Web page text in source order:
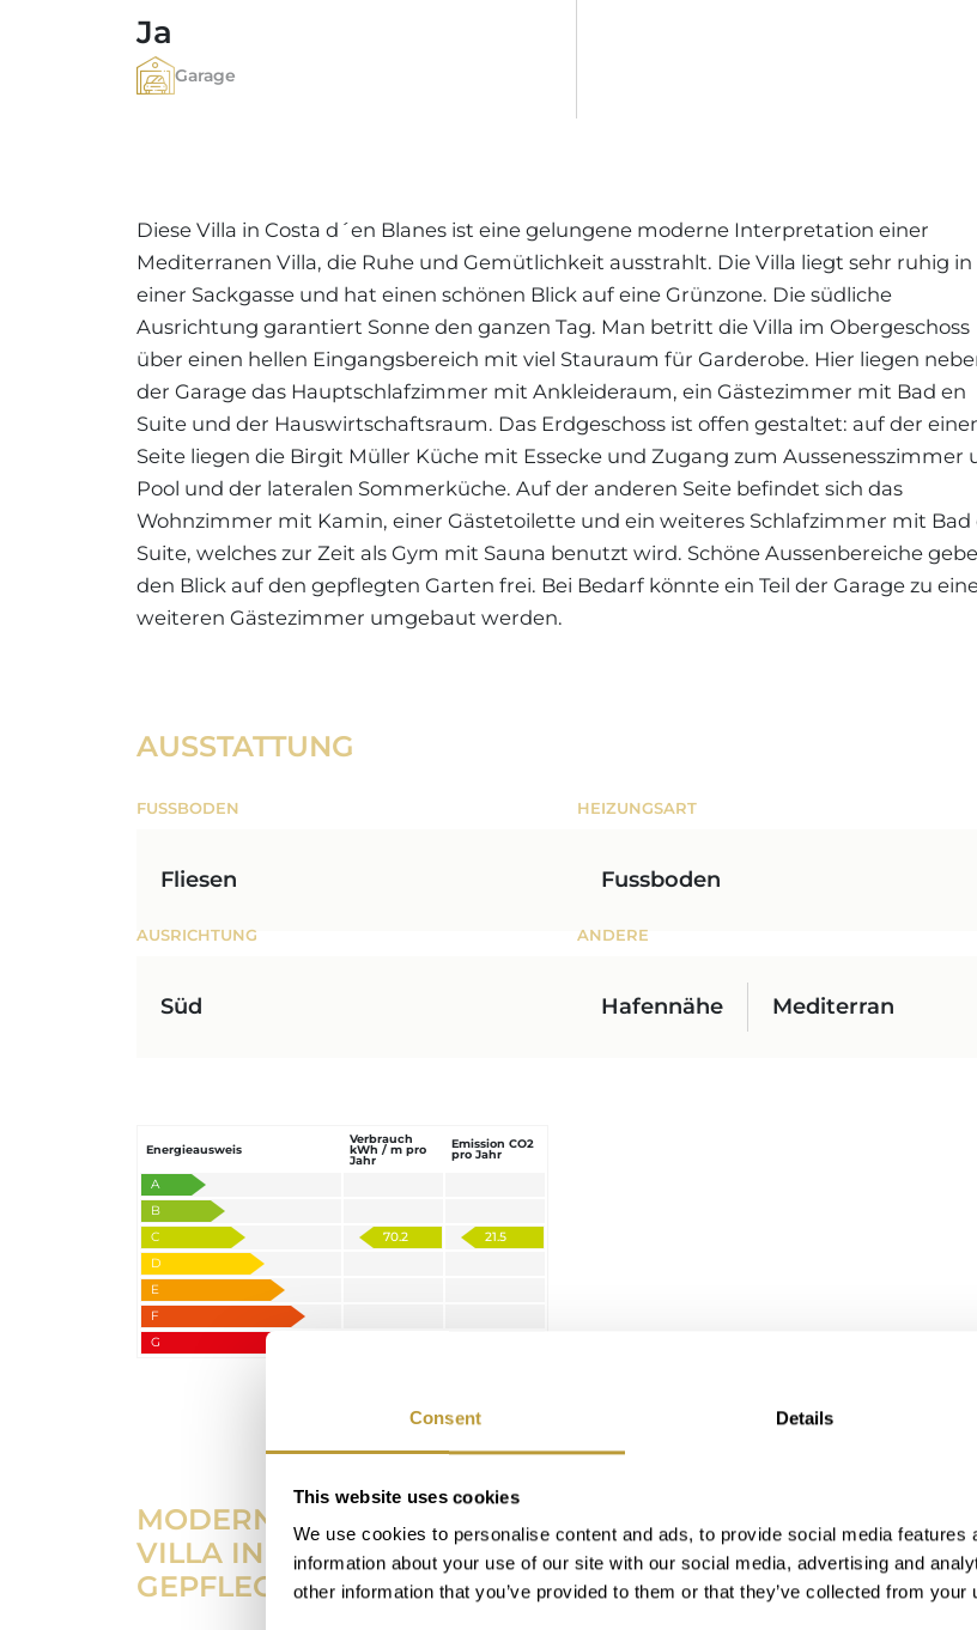
Consent Details
This website uses cookies
We use cookies to personalise content and ads, to provide social media
information about your use of our site with our social media, advertising and
other information that you’ve provided to them or that they’ve collected from
Ja
Garage
Diese Villa in Costa d´en Blanes ist eine gelungene moderne Interpretation einer
Mediterranen Villa, die Ruhe und Gemütlichkeit ausstrahlt. Die Villa liegt sehr ruhig in
einer Sackgasse und hat einen schönen Blick auf eine Grünzone. Die südliche
Ausrichtung garantiert Sonne den ganzen Tag. Man betritt die Villa im Obergeschoss
über einen hellen Eingangsbereich mit viel Stauraum für Garderobe. Hier liegen
der Garage das Hauptschlafzimmer mit Ankleideraum, ein Gästezimmer mit Bad en
Suite und der Hauswirtschaftsraum. Das Erdgeschoss ist offen gestaltet: auf der
Seite liegen die Birgit Müller Küche mit Essecke und Zugang zum Aussenesszimmer
Pool und der lateralen Sommerküche. Auf der anderen Seite befindet sich das
Wohnzimmer mit Kamin, einer Gästetoilette und ein weiteres Schlafzimmer mit Bad
Suite, welches zur Zeit als Gym mit Sauna benutzt wird. Schöne Aussenbereiche
den Blick auf den gepflegten Garten frei. Bei Bedarf könnte ein Teil der Garage zu
weiteren Gästezimmer umgebaut werden.
AUSSTATTUNG
FUSSBODEN
Fliesen
HEIZUNGSART
Fussboden
AUSRICHTUNG
Süd
ANDERE
Hafennähe Mediterran
Energieausweis
Verbrauch
kWh / m pro
Jahr
Emission CO2
pro Jahr
A
B
C
70.2
21.5
D
E
F
G
MODERN MEDITERRANE
VILLA IN SEHR
GEPFLEGTEM GARTEN